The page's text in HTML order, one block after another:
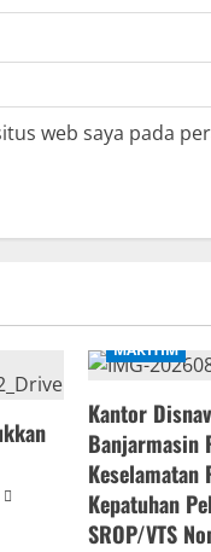
web saya pada
MARITIM
Kantor
Banjarmasin
Keselamatan
Kepatuhan
SROP/VTS